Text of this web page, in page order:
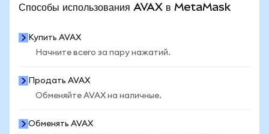
Способы использования AVAX в MetaMask
Купить AVAX
Начните всего за пару нажатий.
Продать AVAX
Обменяйте AVAX на наличные.
Обменять AVAX